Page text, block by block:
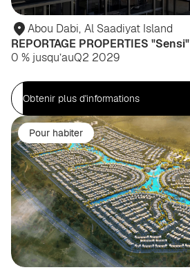
Abou Dabi, Al Saadiyat Island
REPORTAGE PROPERTIES "Sensi"
0 % jusqu’auQ2 2029
Obtenir plus d'informations
Pour habiter